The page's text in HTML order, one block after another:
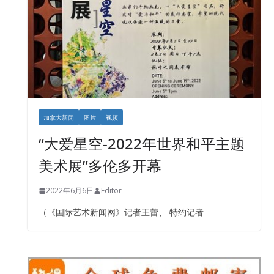
加拿大新闻 图片 视频
“大爱星空-2022年世界和平主题
美术展”多伦多开幕
2022年6月6日 Editor
（《国际艺术新闻网》记者王蕾、 特约记者